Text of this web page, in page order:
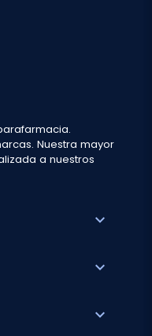
Nuestra mayor
a nuestros
expand_more
expand_more
expand_more